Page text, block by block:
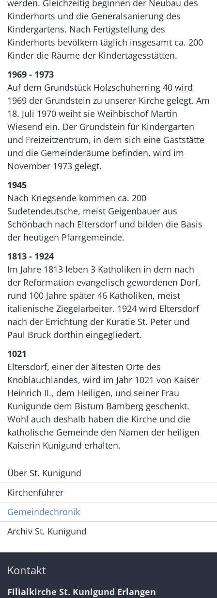
werden. Gleichzeitig beginnen der Neubau des
Kinderhorts und die Generalsanierung des
Kindergartens. Nach Fertigstellung des
Kinderhorts bevölkern täglich insgesamt ca. 200
Kinder die Räume der Kindertagesstätten.
1969 - 1973
Auf dem Grundstück Holzschuherring 40 wird
1969 der Grundstein zu unserer Kirche gelegt. Am
18. Juli 1970 weiht sie Weihbischof Martin
Wiesend ein. Der Grundstein für Kindergarten
und Freizeitzentrum, in dem sich eine Gaststätte
und die Gemeinderäume befinden, wird im
November 1973 gelegt.
1945
Nach Kriegsende kommen ca. 200
Sudetendeutsche, meist Geigenbauer aus
Schönbach nach Eltersdorf und bilden die Basis
der heutigen Pfarrgemeinde.
1813 - 1924
Im Jahre 1813 leben 3 Katholiken in dem nach
der Reformation evangelisch gewordenen Dorf,
rund 100 Jahre später 46 Katholiken, meist
italienische Ziegelarbeiter. 1924 wird Eltersdorf
nach der Errichtung der Kuratie St. Peter und
Paul Bruck dorthin eingegliedert.
1021
Eltersdorf, einer der ältesten Orte des
Knoblauchlandes, wird im Jahr 1021 von Kaiser
Heinrich II., dem Heiligen, und seiner Frau
Kunigunde dem Bistum Bamberg geschenkt.
Wohl auch deshalb haben die Kirche und die
katholische Gemeinde den Namen der heiligen
Kaiserin Kunigund erhalten.
Über St. Kunigund
Kirchenführer
Gemeindechronik
Archiv St. Kunigund
Kontakt
Filialkirche St. Kunigund Erlangen